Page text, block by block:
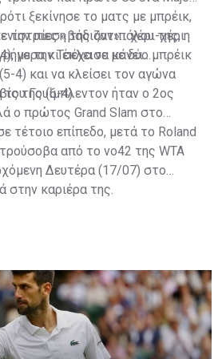
ξεκίνησε το ματς με μπρέικ,
την πίεση της αντιπάλου της, η
κι έκλεισε με δύο μπρέικ
«βάδιζαν»... χέρι-χέρι
με την Τσέχα να κάνει
4) και να κλείσει τον αγώνα
της (6-4).
του Γουίμπλεντον ήταν ο 2ος
ο πρώτος Grand Slam στο
τέτοιο επίπεδο, μετά το Roland
από το νο42 της WTA
Δευτέρα (17/07) στο
στην καριέρα της.